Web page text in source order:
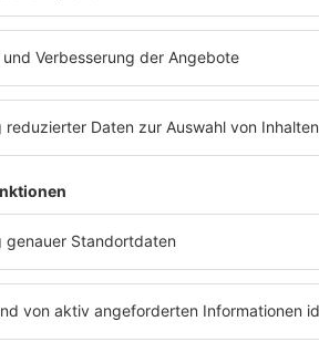
06.
AUGUST
2026
RADIO BOB! PRÄSENTIERT
Hütte Rockt Festival
10:00-23:59Uhr
Georgsmarienhütte
KONZERTKALENDER